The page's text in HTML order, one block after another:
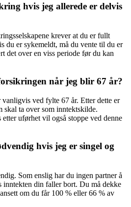
hvis jeg allerede er delvis
krever at du er fullt
du er sykemeldt, må du vente til du er
det over en viss periode før du kan
når jeg blir 67 år?
ved fylte 67 år. Etter dette er
skal ta over som inntektskilde.
uførhet vil også stoppe ved denne
hvis jeg er singel og
Som enslig har du ingen partner å
inntekten din faller bort. Du må dekke
om du får 100 % eller 66 % av